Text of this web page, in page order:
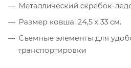
Металлический скребок-
Размер ковша: 24,5 х 33 см.
Съемные элементы для
транспортировки